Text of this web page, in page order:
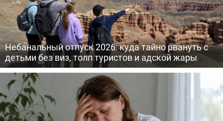
Небанальный отпуск 2026: куда тайно рвануть с
детьми без виз, толп туристов и адской жары